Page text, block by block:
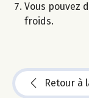
Vous pouvez
froids.
Retour à